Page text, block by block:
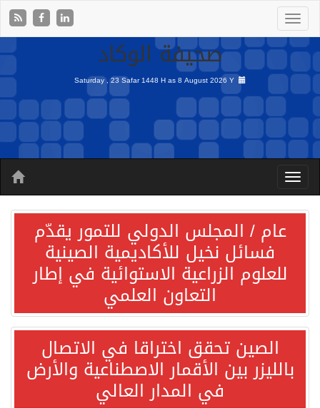
صحيفة الوكاد
Saturday , 23 Safar 1448 H as8 August 2026 Y
عام / المجلس الدولي للتمور يقدّم
فسائل نخيل للأكاديمية الصينية
للعلوم الزراعية الاستوائية في إطار
التعاون العلمي
الصين تحقق اختراقا في الاتصال
بالليزر بين الأقمار الاصطناعية والأرض
في المدار العالي